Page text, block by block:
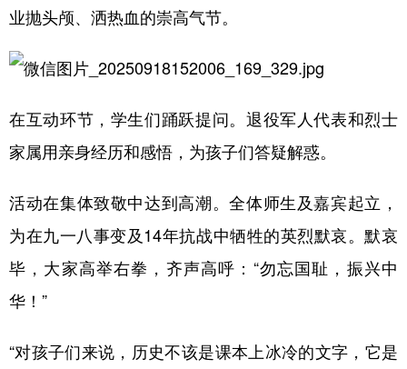
业抛头颅、洒热血的崇高气节。
在互动环节，学生们踊跃提问。退役军人代表和烈士
家属用亲身经历和感悟，为孩子们答疑解惑。
活动在集体致敬中达到高潮。全体师生及嘉宾起立，
为在九一八事变及14年抗战中牺牲的英烈默哀。默哀
毕，大家高举右拳，齐声高呼：“勿忘国耻，振兴中
华！”
“对孩子们来说，历史不该是课本上冰冷的文字，它是